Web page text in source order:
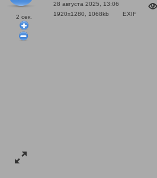
2 сек.
28 августа 2025, 13:06
1920x1280, 1068kb
EXIF